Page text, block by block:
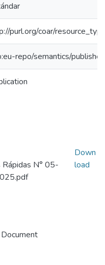
purl.org/coar/
repo/semantics/
N° 05-
Down
load